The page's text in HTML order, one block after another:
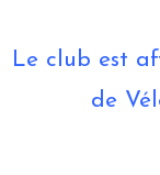
Le club est
de